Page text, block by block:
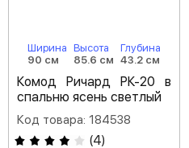
Ширина
90 см
Высота
85.6 см
Глубина
43.2 см
Комод Ричард РК-20 в
спальню ясень светлый
Код товара: 184538
(4)